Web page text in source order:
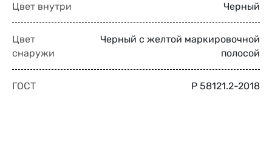
Цвет внутри Черный
Цвет
снаружи
Черный с желтой маркировочной
полосой
ГОСТ Р 58121.2-2018